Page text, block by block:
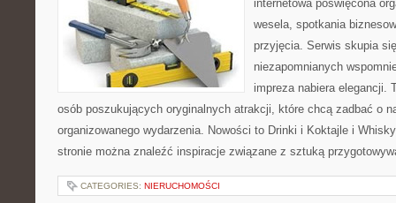
internetowa poświęcona
wesela, spotkania
przyjęcia. Serwis skupia
niezapomnianych
impreza nabiera elegancji.
osób poszukujących oryginalnych atrakcji, które chcą zadbać o
organizowanego wydarzenia. Nowości to Drinki i Koktajle i
stronie można znaleźć inspiracje związane z sztuką
CATEGORIES: NIERUCHOMOŚCI